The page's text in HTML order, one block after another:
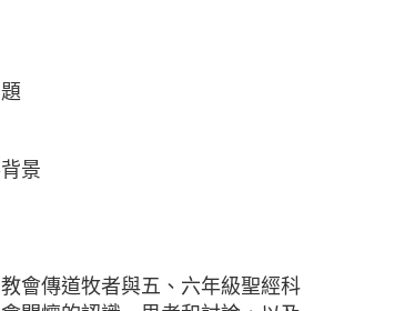
景
會傳道牧者與五、六年級聖經科